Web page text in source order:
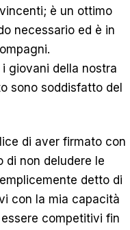
è un ottimo
necessario ed è in
giovani della nostra
sono soddisfatto del
di aver firmato con
di non deludere le
detto di
con la mia capacità
essere competitivi fin